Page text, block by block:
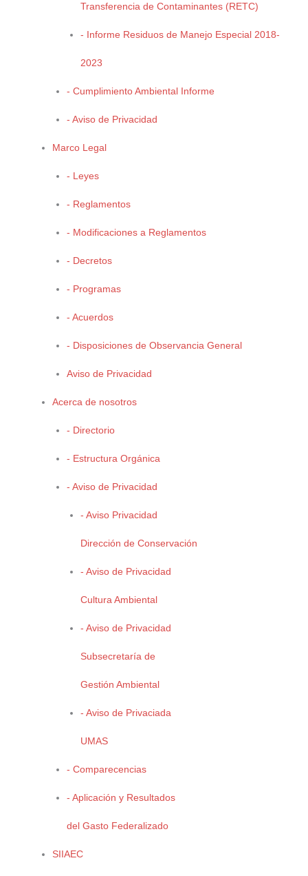
Transferencia de Contaminantes (RETC)
- Informe Residuos de Manejo Especial 2018-
2023
- Cumplimiento Ambiental Informe
- Aviso de Privacidad
Marco Legal
- Leyes
- Reglamentos
- Modificaciones a Reglamentos
- Decretos
- Programas
- Acuerdos
- Disposiciones de Observancia General
Aviso de Privacidad
Acerca de nosotros
- Directorio
- Estructura Orgánica
- Aviso de Privacidad
- Aviso Privacidad
Dirección de Conservación
- Aviso de Privacidad
Cultura Ambiental
- Aviso de Privacidad
Subsecretaría de
Gestión Ambiental
- Aviso de Privaciada
UMAS
- Comparecencias
- Aplicación y Resultados
del Gasto Federalizado
SIIAEC
Estructura Organica
Directorio
Cultura Ambiental
Oficina Verde
Recolectrón
Incendios Forestales
TRÁMITES
Impacto Ambiental
Semillas
Vida Silvestre
CONAFOR
CONABIO